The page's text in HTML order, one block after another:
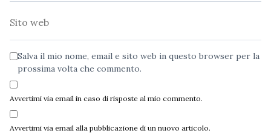
Salva il mio nome, email e sito web in questo browser per la
prossima volta che commento.
Avvertimi via email in caso di risposte al mio commento.
Avvertimi via email alla pubblicazione di un nuovo articolo.